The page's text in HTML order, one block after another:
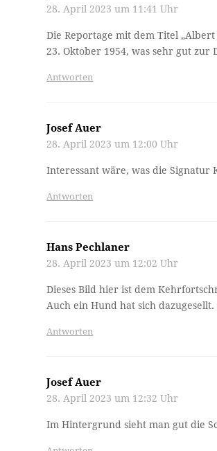
28. April 2023 um 11:41 Uhr
Die Reportage mit dem Titel
23. Oktober 1954, was sehr gut zur
Antworten
Josef Auer
28. April 2023 um 12:00 Uhr
Interessant wäre, was die Signatur
Antworten
Hans Pechlaner
28. April 2023 um 12:02 Uhr
Dieses Bild hier ist dem
Auch ein Hund hat sich
Antworten
Josef Auer
28. April 2023 um 12:32 Uhr
Im Hintergrund sieht man gut die